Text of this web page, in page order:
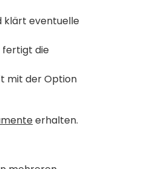
klärt eventuelle
fertigt die
mit der Option
erhalten.